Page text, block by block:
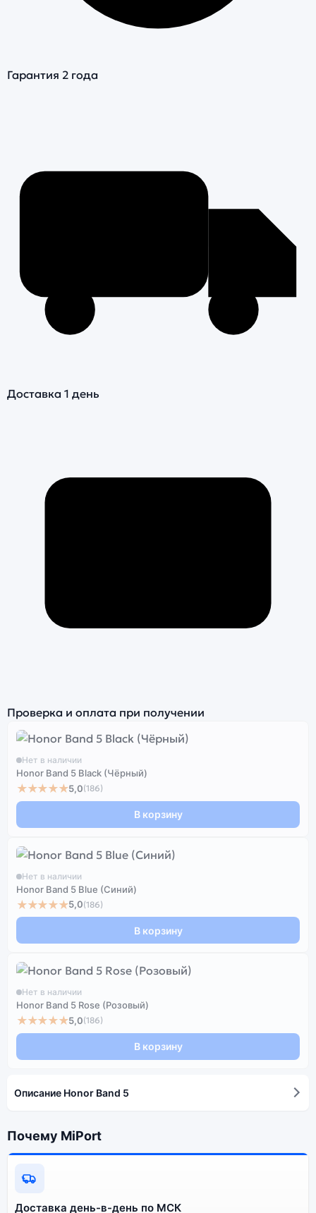
Гарантия 2 года
Доставка 1 день
Проверка и оплата при получении
Нет в наличии
Honor Band 5 Black (Чёрный)
★★★★★5,0(186)
В корзину
Нет в наличии
Honor Band 5 Blue (Синий)
★★★★★5,0(186)
В корзину
Нет в наличии
Honor Band 5 Rose (Розовый)
★★★★★5,0(186)
В корзину
Описание Honor Band 5
Почему MiPort
Доставка день-в-день по МСК